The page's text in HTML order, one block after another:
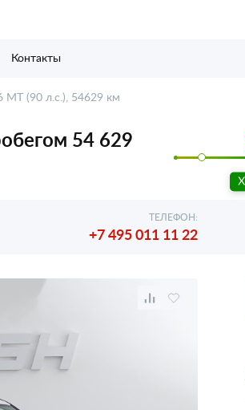
Контакты
MT (90 л.с.), 54629 км
54 629
ТЕЛЕФОН:
+7 495 011 11 22